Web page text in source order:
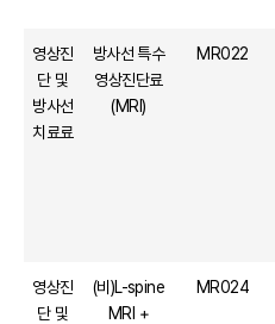
영상진
단 및
방사선
치료료
방사선 특수
영상진단료
(MRI)
MR022
영상진
단 및
(비)L-spine
MRI +
MR024